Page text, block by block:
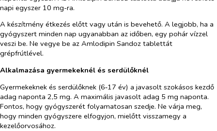
napi egyszer 10 mg-ra.
A készítmény étkezés előtt vagy után is bevehető. A legjobb, ha a
gyógyszert minden nap ugyanabban az időben, egy pohár vízzel
veszi be. Ne vegye be az Amlodipin Sandoz tablettát
grépfrútlével.
Alkalmazása gyermekeknél és serdülőknél
Gyermekeknek és serdülőknek (6‑17 év) a javasolt szokásos kezdő
adag naponta 2,5 mg. A maximális javasolt adag 5 mg naponta.
Fontos, hogy gyógyszerét folyamatosan szedje. Ne várja meg,
hogy minden gyógyszere elfogyjon, mielőtt visszamegy a
kezelőorvosához.